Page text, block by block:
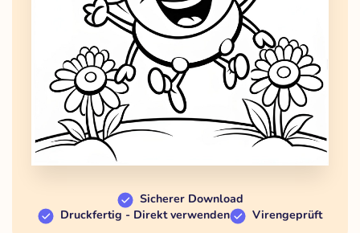
Sicherer Download
Druckfertig - Direkt verwenden
Virengeprüft